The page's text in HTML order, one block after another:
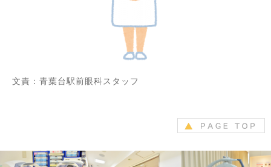
文責：青葉台駅前眼科スタッフ